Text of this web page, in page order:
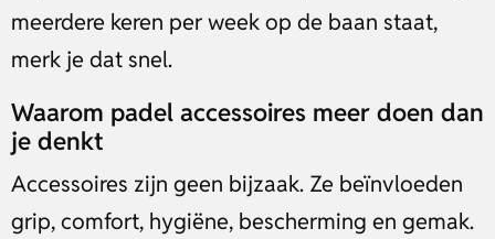
meerdere keren per week op de baan staat,
merk je dat snel.
Waarom padel accessoires meer doen dan
je denkt
Accessoires zijn geen bijzaak. Ze beïnvloeden
grip, comfort, hygiëne, bescherming en gemak.